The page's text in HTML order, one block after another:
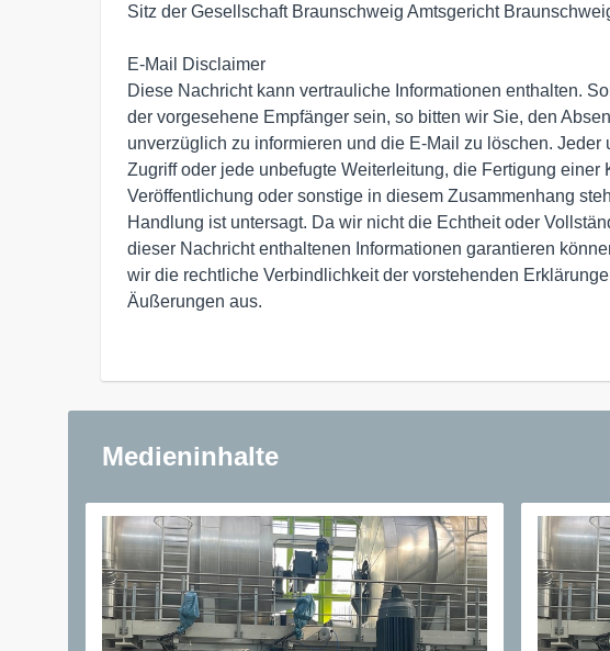
Sitz der Gesellschaft Braunschweig Amtsgericht
E-Mail Disclaimer
Diese Nachricht kann vertrauliche Informationen enthalten.
der vorgesehene Empfänger sein, so bitten wir Sie, den
unverzüglich zu informieren und die E-Mail zu löschen. Jeder
Zugriff oder jede unbefugte Weiterleitung, die Fertigung einer
Veröffentlichung oder sonstige in diesem Zusammenhang
Handlung ist untersagt. Da wir nicht die Echtheit oder
dieser Nachricht enthaltenen Informationen garantieren
wir die rechtliche Verbindlichkeit der vorstehenden
Äußerungen aus.
Medieninhalte